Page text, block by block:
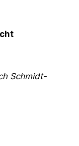
Schmidt-